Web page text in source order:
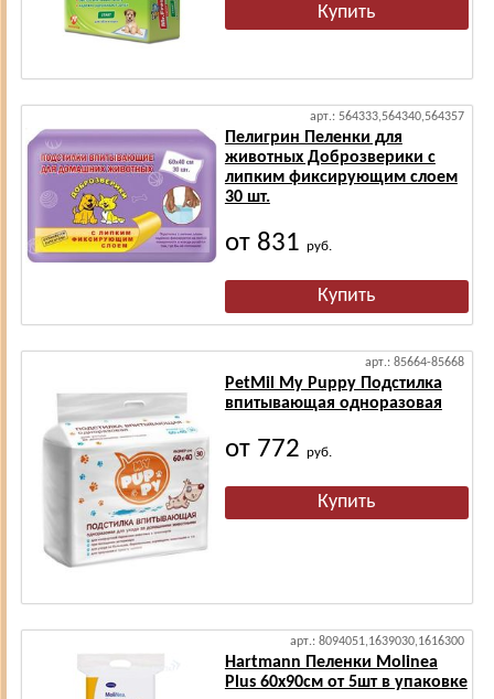
арт.: 564333,564340,564357
Пелигрин Пеленки для
животных Доброзверики с
липким фиксирующим слоем
30 шт.
от 831 руб.
арт.: 85664-85668
PetMil My Puppy Подстилка
впитывающая одноразовая
от 772 руб.
арт.: 8094051,1639030,1616300
Hartmann Пеленки Molinea
Plus 60х90см от 5шт в упаковке